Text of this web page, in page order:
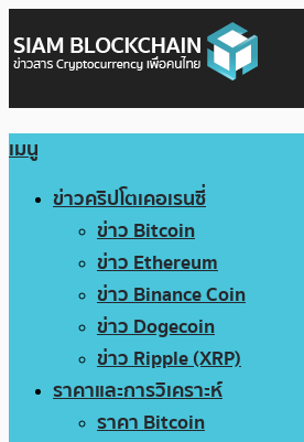
เมนู
ข่าวคริปโตเคอเรนซี่
ข่าว Bitcoin
ข่าว Ethereum
ข่าว Binance Coin
ข่าว Dogecoin
ข่าว Ripple (XRP)
ราคาและการวิเคราะห์
ราคา Bitcoin